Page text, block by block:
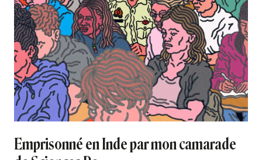
Emprisonné en Inde par mon camarade